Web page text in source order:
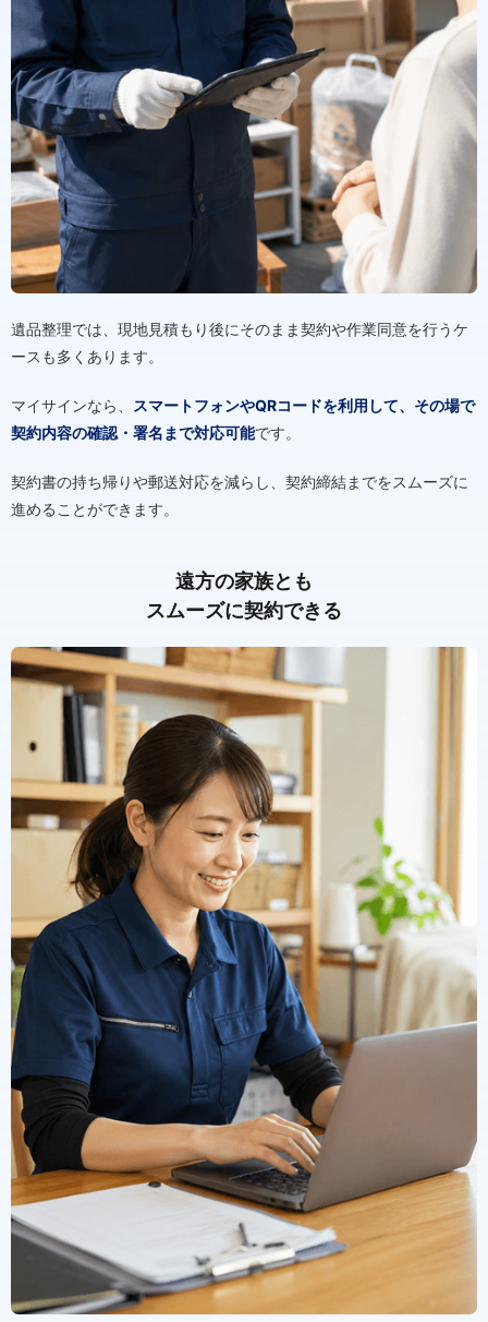
遺品整理では、現地見積もり後にそのまま契約や作業同意を行うケ
ースも多くあります。
マイサインなら、
スマートフォンやQRコードを利用して、その場で
契約内容の確認・署名まで対応可能です。
契約書の持ち帰りや郵送対応を減らし、契約締結までをスムーズに
進めることができます。
遠方の家族とも
スムーズに契約できる